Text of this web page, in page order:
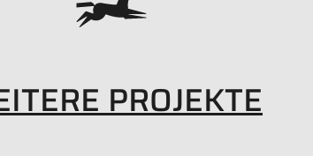
Interlift 2025 |
PROJEKTE